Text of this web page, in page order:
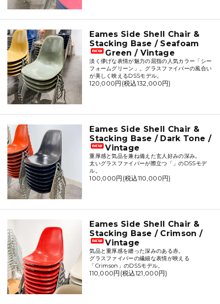
Eames Side Shell Chair &
Stacking Base / Seafoam
Green / Vintage
淡く儚げな表情が魅力の屈指の人気カラー「シー
フォームグリーン」。グラスファイバーの風合い
が美しく映えるDSSモデル。
120,000円(税込132,000円)
Eames Side Shell Chair &
Stacking Base / Dark Tone /
Vintage
重厚感と気品を兼ね備えた玄人好みの深み。
太いグラスファイバーが際立つ「」のDSSモデ
ル。
100,000円(税込110,000円)
Eames Side Shell Chair &
Stacking Base / Crimson /
Vintage
気品と重厚感を纏った深みのある赤。
グラスファイバーの繊細な表情が映える
「Crimson」のDSSモデル。
110,000円(税込121,000円)